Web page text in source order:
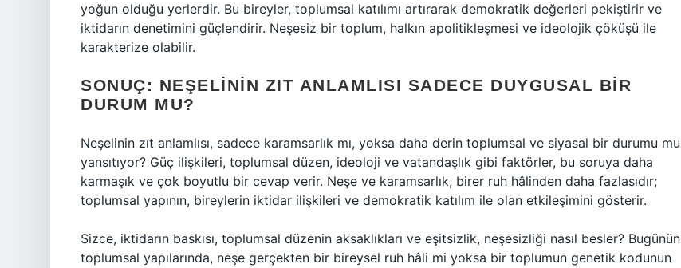
yoğun olduğu yerlerdir. Bu bireyler, toplumsal katılımı artırarak demokratik değerleri pekiştirir ve
iktidarın denetimini güçlendirir. Neşesiz bir toplum, halkın apolitikleşmesi ve ideolojik çöküşü ile
karakterize olabilir.
SONUÇ: NEŞELININ ZIT ANLAMLISI SADECE DUYGUSAL BIR
DURUM MU?
Neşelinin zıt anlamlısı, sadece karamsarlık mı, yoksa daha derin toplumsal ve siyasal bir durumu mu
yansıtıyor? Güç ilişkileri, toplumsal düzen, ideoloji ve vatandaşlık gibi faktörler, bu soruya daha
karmaşık ve çok boyutlu bir cevap verir. Neşe ve karamsarlık, birer ruh hâlinden daha fazlasıdır;
toplumsal yapının, bireylerin iktidar ilişkileri ve demokratik katılım ile olan etkileşimini gösterir.
Sizce, iktidarın baskısı, toplumsal düzenin aksaklıkları ve eşitsizlik, neşesizliği nasıl besler? Bugünün
toplumsal yapılarında, neşe gerçekten bir bireysel ruh hâli mi yoksa bir toplumun genetik kodunun